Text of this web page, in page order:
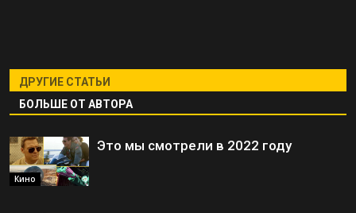
ДРУГИЕ СТАТЬИ
БОЛЬШЕ ОТ АВТОРА
Кино
Это мы смотрели в 2022 году